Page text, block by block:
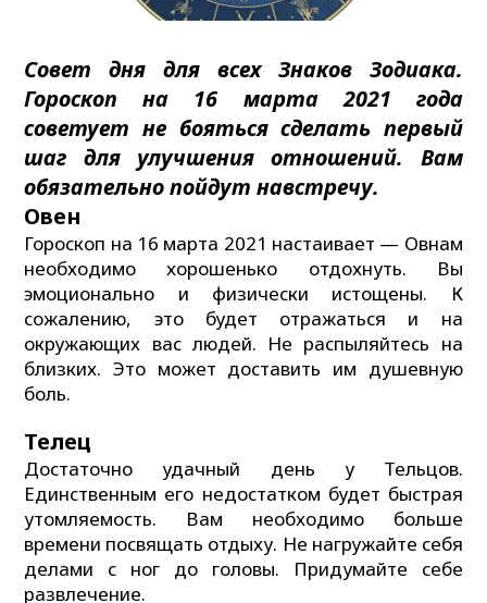
Совет дня для всех Знаков Зодиака.
Гороскоп на 16 марта 2021 года
советует не бояться сделать первый
шаг для улучшения отношений. Вам
обязательно пойдут навстречу.
Овен
Гороскоп на 16 марта 2021 настаивает — Овнам
необходимо хорошенько отдохнуть. Вы
эмоционально и физически истощены. К
сожалению, это будет отражаться и на
окружающих вас людей. Не распыляйтесь на
близких. Это может доставить им душевную
боль.
Телец
Достаточно удачный день у Тельцов.
Единственным его недостатком будет быстрая
утомляемость. Вам необходимо больше
времени посвящать отдыху. Не нагружайте себя
делами с ног до головы. Придумайте себе
развлечение.